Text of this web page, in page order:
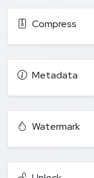
Compress
Metadata
Watermark